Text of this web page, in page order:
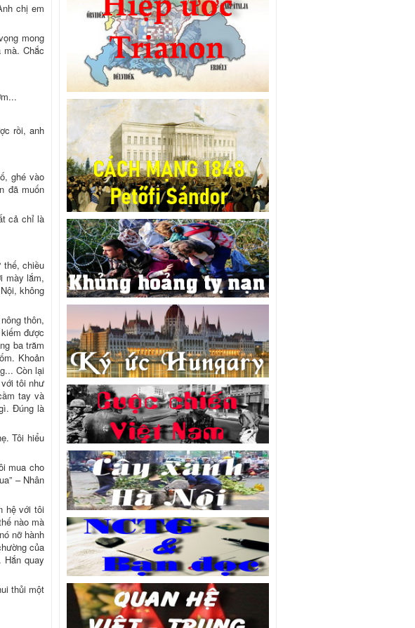
chị em
mong
Chắc
rồi, anh
ghé vào
đã muốn
cả chỉ là
thế, chiều
mày lắm,
không
thôn,
được
ba trăm
Khoản
Còn lại
tôi như
tay và
Đúng là
Tôi hiểu
mua cho
– Nhân
hệ với tôi
nào mà
nỡ hành
của
quay
thủi một